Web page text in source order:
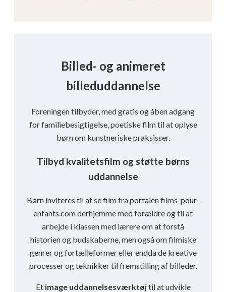
Billed- og animeret
billeduddannelse
Foreningen tilbyder, med gratis og åben adgang
for familiebesigtigelse, poetiske film til at oplyse
børn om kunstneriske praksisser.
Tilbyd kvalitetsfilm og støtte børns
uddannelse
Børn inviteres til at se film fra portalen films-pour-
enfants.com derhjemme med forældre og til at
arbejde i klassen med lærere om at forstå
historien og budskaberne, men også om filmiske
genrer og fortælleformer eller endda de kreative
processer og teknikker til fremstilling af billeder.
Et image uddannelsesværktøjtil at udvikle